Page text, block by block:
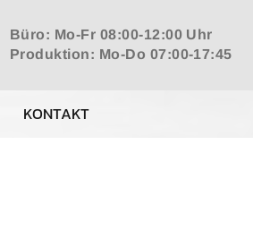
Büro: Mo-Fr 08:00-12:00 Uhr
Produktion: Mo-Do 07:00-17:45
KONTAKT